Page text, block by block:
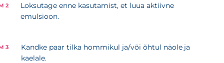
2
Loksutage enne kasutamist, et luua aktiivne
emulsioon.
3
Kandke paar tilka hommikul ja/või õhtul näole ja
kaelale.